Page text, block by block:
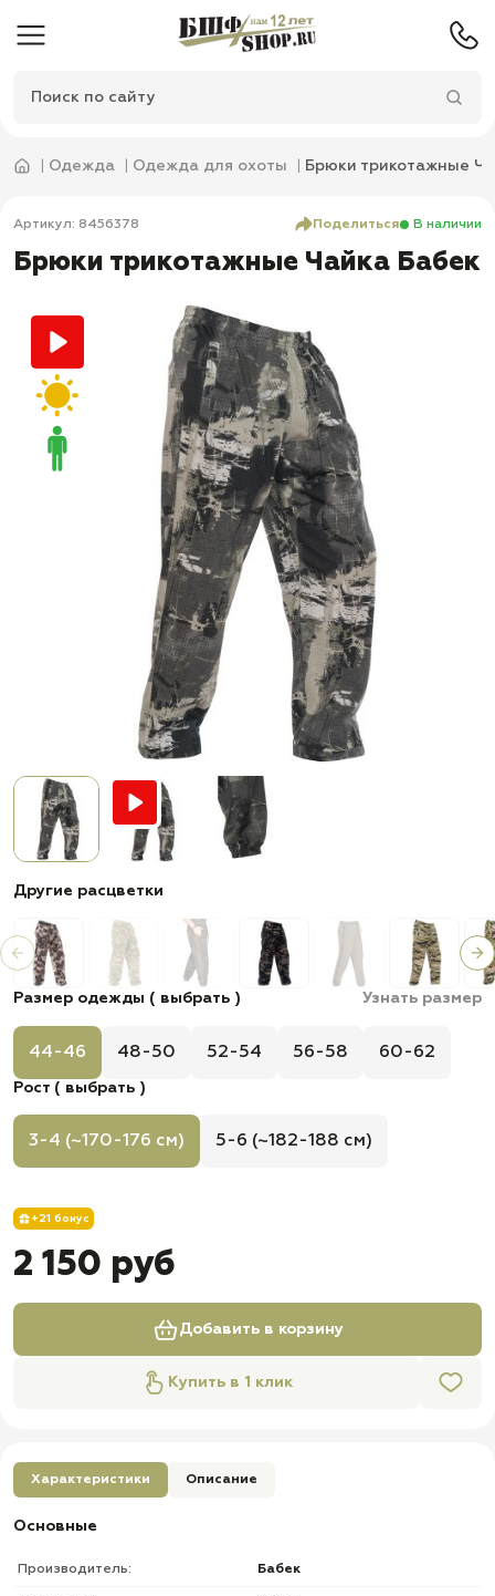
Одежда Одежда для охоты Брюки трикотажные
Артикул: 8456378 Поделиться В наличии
Брюки трикотажные Чайка Бабек
Другие расцветки
Размер одежды ( выбрать ) Узнать размер
44-46 48-50 52-54 56-58 60-62
Рост ( выбрать )
3-4 (~170-176 см) 5-6 (~182-188 см)
+21 бонус
2 150 руб
Добавить в корзину
Купить в 1 клик
Характеристики Описание
Основные
Производитель: Бабек